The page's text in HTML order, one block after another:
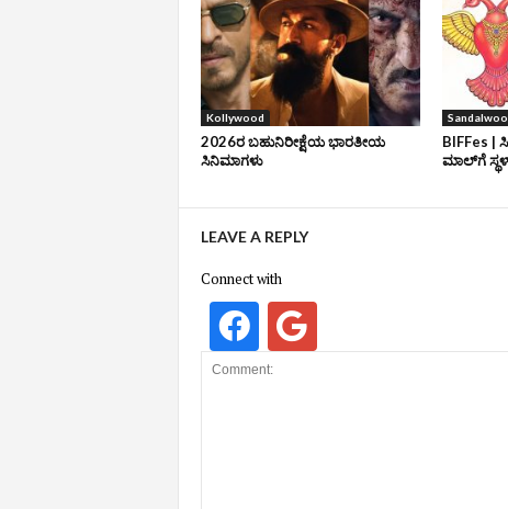
Kollywood
2026ರ ಬಹುನಿರೀಕ್ಷೆಯ ಭಾರತೀಯ
ಸಿನಿಮಾಗಳು
BIFFes |
ಮಾಲ್‌ಗೆ
LEAVE A REPLY
Connect with